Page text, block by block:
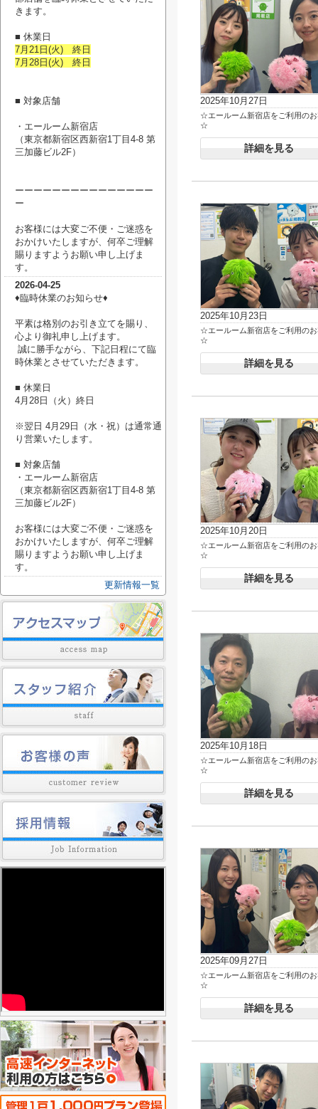
2025年10月27日
☆エールーム新宿店をご利用の
☆
詳細を見る
2025年10月23日
☆エールーム新宿店をご利用の
☆
詳細を見る
2025年10月20日
☆エールーム新宿店をご利用の
☆
詳細を見る
2025年10月18日
☆エールーム新宿店をご利用の
☆
詳細を見る
2025年09月27日
☆エールーム新宿店をご利用の
☆
詳細を見る
きます。
■ 休業日
7月21日(火) 終日
7月28日(火) 終日
■ 対象店舗
・エールーム新宿店
（東京都新宿区西新宿1丁目4-8 第
三加藤ビル2F）
ーーーーーーーーーーーーーーー
ー
お客様には大変ご不便・ご迷惑を
おかけいたしますが、何卒ご理解
賜りますようお願い申し上げま
す。
2026-04-25
♦臨時休業のお知らせ♦
平素は格別のお引き立てを賜り、
心より御礼申し上げます。
誠に勝手ながら、下記日程にて臨
時休業とさせていただきます。
■ 休業日
4月28日（火）終日
※翌日 4月29日（水・祝）は通常通
り営業いたします。
■ 対象店舗
・エールーム新宿店
（東京都新宿区西新宿1丁目4-8 第
三加藤ビル2F）
お客様には大変ご不便・ご迷惑を
おかけいたしますが、何卒ご理解
賜りますようお願い申し上げま
す。
更新情報一覧